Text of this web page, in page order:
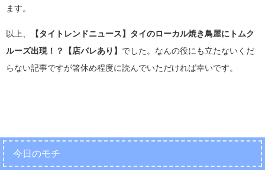
ます。
以上、 【タイトレンドニュース】タイのローカル焼き鳥屋にトムク
ルーズ出現！？【店バレあり】 でした。なんの役にも立たないくだ
らない記事ですが箸休め程度に読んでいただければ幸いです。
今日のモチ